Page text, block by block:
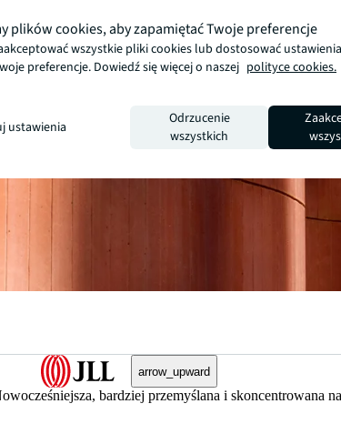
arrow_upward
bardziej przemyślana i skoncentrowana
plików cookies, aby zapamiętać Twoje preferencje
wszystkie pliki cookies lub dostosować
preferencje. Dowiedź się więcej o naszej polityce cookies.
ustawienia
Odrzucenie
wszystkich